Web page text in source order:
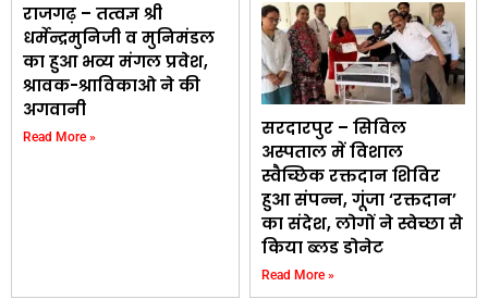
राजगढ़ – तत्वज्ञ श्री
धर्मेन्द्रमुनिजी व मुनिमंडल
का हुआ भव्य मंगल प्रवेश,
श्रावक-श्राविकाओ ने की
अगवानी
Read More »
सरदारपुर – सिविल
अस्पताल में विशाल
स्वैच्छिक रक्तदान शिविर
हुआ संपन्न, गूंजा ‘रक्तदान’
का संदेश, लोगों ने स्वेच्छा से
किया ब्लड डोनेट
Read More »